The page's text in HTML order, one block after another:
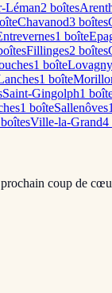
Léman2 boîtes
Chavanod3 boîtes
1 boîte
sFillinges2 boîtes
1 boîteLovagny
1 boîte
Saint-Gingolph1
1 boîteSallenôves1
boîtesVille-la-Grand4
coup de